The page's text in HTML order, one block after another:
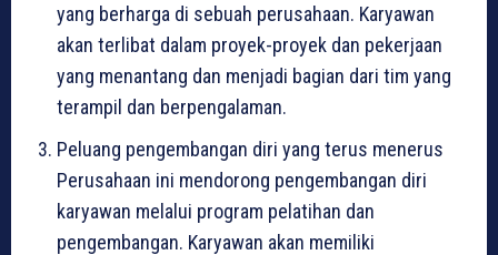
yang berharga di sebuah perusahaan. Karyawan
akan terlibat dalam proyek-proyek dan pekerjaan
yang menantang dan menjadi bagian dari tim yang
terampil dan berpengalaman.
Peluang pengembangan diri yang terus menerus
Perusahaan ini mendorong pengembangan diri
karyawan melalui program pelatihan dan
pengembangan. Karyawan akan memiliki